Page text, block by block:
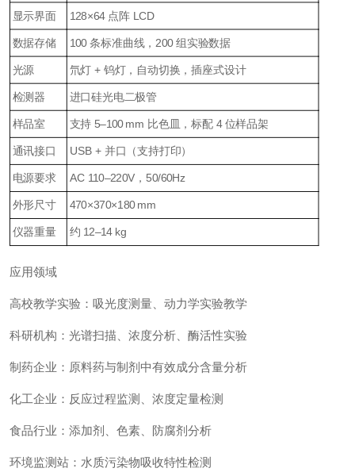
显示界面 128×64 点阵 LCD
数据存储 100 条标准曲线，200 组实验数据
光源 氘灯 + 钨灯，自动切换，插座式设计
检测器 进口硅光电二极管
样品室 支持 5–100 mm 比色皿，标配 4 位样品架
通讯接口 USB + 并口（支持打印）
电源要求 AC 110–220V，50/60Hz
外形尺寸 470×370×180 mm
仪器重量 约 12–14 kg
应用领域
高校教学实验：吸光度测量、动力学实验教学
科研机构：光谱扫描、浓度分析、酶活性实验
制药企业：原料药与制剂中有效成分含量分析
化工企业：反应过程监测、浓度定量检测
食品行业：添加剂、色素、防腐剂分析
环境监测站：水质污染物吸收特性检测